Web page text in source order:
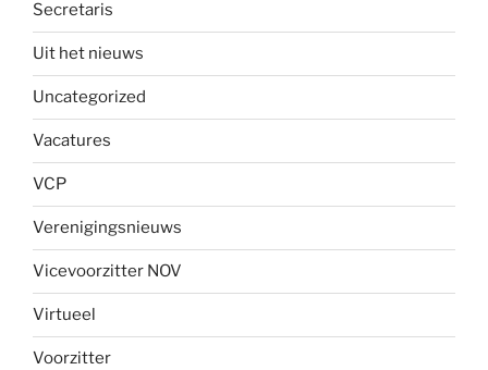
Secretaris
Uit het nieuws
Uncategorized
Vacatures
VCP
Verenigingsnieuws
Vicevoorzitter NOV
Virtueel
Voorzitter